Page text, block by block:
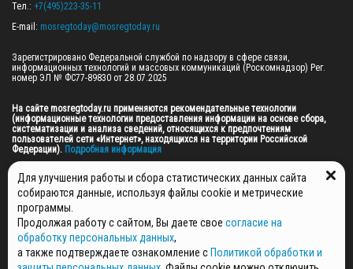
Тел.: +7(495)223-35-11
E-mail: mosregtoday@mosregtoday.ru
Зарегистрировано Федеральной службой по надзору в сфере связи,
информационных технологий и массовых коммуникаций (Роскомнадзор) Рег.
номер ЭЛ № ФС77-89830 от 28.07.2025
На сайте mosregtoday.ru применяются рекомендательные технологии
(информационные технологии предоставления информации на основе сбора,
систематизации и анализа сведений, относящихся к предпочтениям
пользователей сети «Интернет», находящихся на территории Российской
Федерации). Подробная информация
© 2026 ПРАВА НА ВСЕ МАТЕРИАЛЫ САЙТА ПРИНАДЛЕЖАТ ГАУ МО "ЦИФРОВЫЕ
МЕДИА" (ОГРН: 1255000059467).
ПОЛИТИКА ОБРАБОТКИ И ЗАЩИТЫ ПЕРСОНАЛЬНЫХ ДАННЫХ
НОВОСТИ
ГАЗЕТЫ
Для улучшения работы и сбора статистических данных сайта
собираются данные, используя файлы cookie и метрические
программы.
Продолжая работу с сайтом, Вы даете свое согласие на
обработку персональных данных,
а также подтверждаете ознакомление с Политикой обработки и